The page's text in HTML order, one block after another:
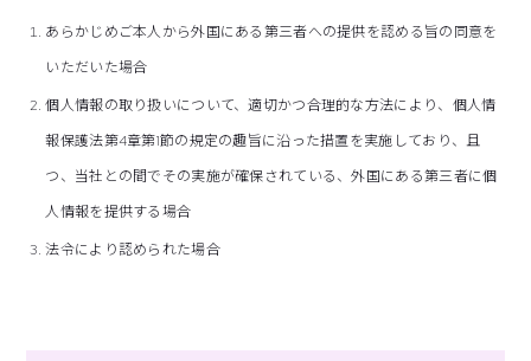
あらかじめご本人から外国にある第三者への提供を認める旨の同意を
いただいた場合
個人情報の取り扱いについて、適切かつ合理的な方法により、個人情
報保護法第4章第1節の規定の趣旨に沿った措置を実施しており、且
つ、当社との間でその実施が確保されている、外国にある第三者に個
人情報を提供する場合
法令により認められた場合